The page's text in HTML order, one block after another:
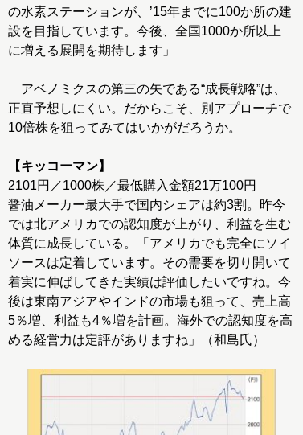
の水素ステーションが、’15年までに100か所の建
設を目指しています。今後、全国1000か所以上
に増える展開を期待します」
アベノミクスの第三の矢である“成長戦略”は、
正直予想しにくい。だからこそ、別アプローチで
10倍株を狙ってみてはいかがだろうか。
【キッコーマン】
2101円／1000株／最低購入金額21万100円
醤油メーカー最大手で国内シェアは約3割。昨今
では北アメリカでの認知度が上がり、利益を生む
体質に成長している。「アメリカでも完全にソイ
ソースは定着しています。その需要を切り開いて
着実に伸ばしてきた実績は評価したいですね。今
後は東南アジアやインドの市場も狙って、売上高
5％増、利益も4％増を計画。海外での認知度を高
める経営力は定評がありますね」（和島氏）